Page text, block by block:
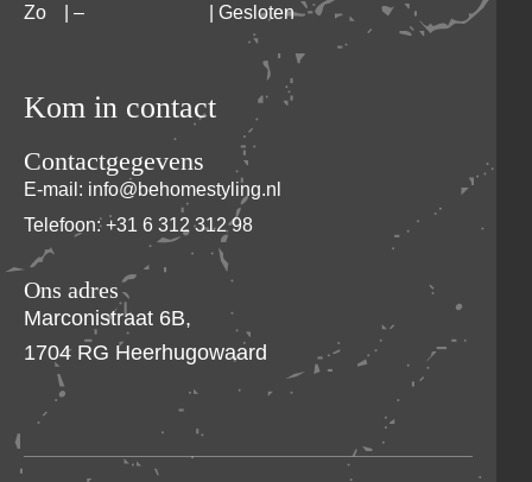
Zo – | Gesloten
Kom in contact
Ons adres
Marconistraat 6B,
1704 RG Heerhugowaard
Telefoon: +31 6 312 312 98
Contactgegevens
E-mail: info@behomestyling.nl